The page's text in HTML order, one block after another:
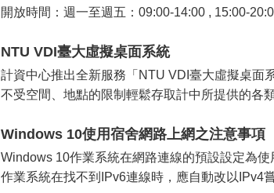
開放時間：週一至週五：09:00-14:00 , 15:00-
NTU VDI臺大虛擬桌面系統
計資中心推出全新服務「NTU VDI臺大虛擬桌面
不受空間、地點的限制輕鬆存取計中所提供的各
Windows 10使用宿舍網路上網之注意事項
Windows 10作業系統在網路連線的預設設定為
作業系統在找不到IPv6連線時，應自動改以IPv4